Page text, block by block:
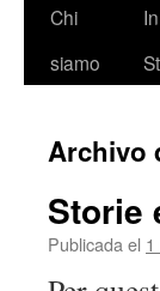
Saltar
Chi
siamo
Archivo
Storie
Publicada el